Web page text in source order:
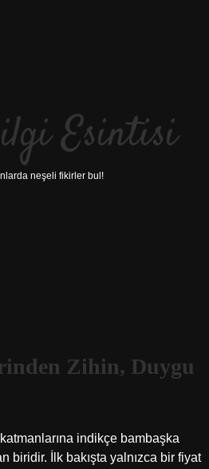
Esintisi
neşeli fikirler bul!
Zihin, Duygu
indikçe bambaşka
biridir. İlk bakışta yalnızca bir fiyat